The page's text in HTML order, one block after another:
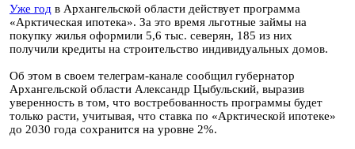
Уже год в Архангельской области действует программа
«Арктическая ипотека». За это время льготные займы на
покупку жилья оформили 5,6 тыс. северян, 185 из них
получили кредиты на строительство индивидуальных домов.
Об этом в своем телеграм-канале сообщил губернатор
Архангельской области Александр Цыбульский, выразив
уверенность в том, что востребованность программы будет
только расти, учитывая, что ставка по «Арктической ипотеке»
до 2030 года сохранится на уровне 2%.